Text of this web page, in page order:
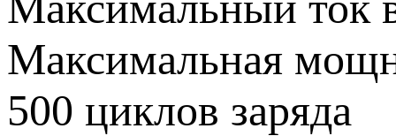
Максимальная
500 циклов заряда